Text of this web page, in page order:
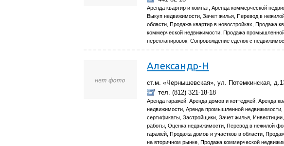
Аренда квартир и комнат, Аренда коммерческой
Выкуп недвижимости, Зачет жилья, Перевод в
области, Продажа квартир в новостройках, Продажа
коммерческой недвижимости, Продажа
перепланировок, Сопровождение сделок с
Александр-Н
ст.м. «Чернышевская», ул. Потемкинская,
тел. (812) 321-18-18
Аренда гаражей, Аренда домов и коттеджей, Аренда
недвижимости, Аренда промышленной
сертификаты, Застройщики, Зачет жилья,
работы, Оценка недвижимости, Перевод в нежилой
гаражей, Продажа домов и участков в области,
на вторичном рынке, Продажа коммерческой